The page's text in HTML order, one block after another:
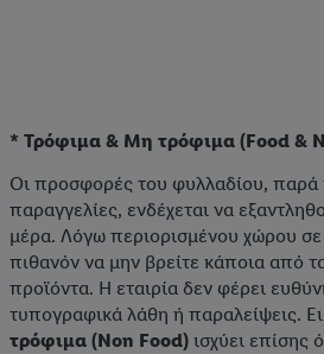
* Τρόφιμα & Μη τρόφιμα (Food &
Οι προσφορές του φυλλαδίου, παρά
παραγγελίες, ενδέχεται να
μέρα. Λόγω περιορισμένου χώρου
πιθανόν να μην βρείτε κάποια από
προϊόντα. Η εταιρία δεν φέρει
τυπογραφικά λάθη ή παραλείψεις.
τρόφιμα (Non Food) ισχύει επίσης